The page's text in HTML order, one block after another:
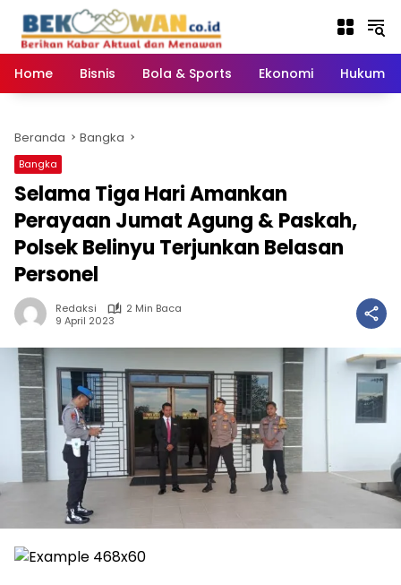
konten
Home
Bisnis Bola & Sports Ekonomi Hukum
Beranda Bangka
Bangka
Selama Tiga Hari Amankan
Perayaan Jumat Agung & Paskah,
Polsek Belinyu Terjunkan Belasan
Personel
Redaksi
2 Min Baca
9 April 2023